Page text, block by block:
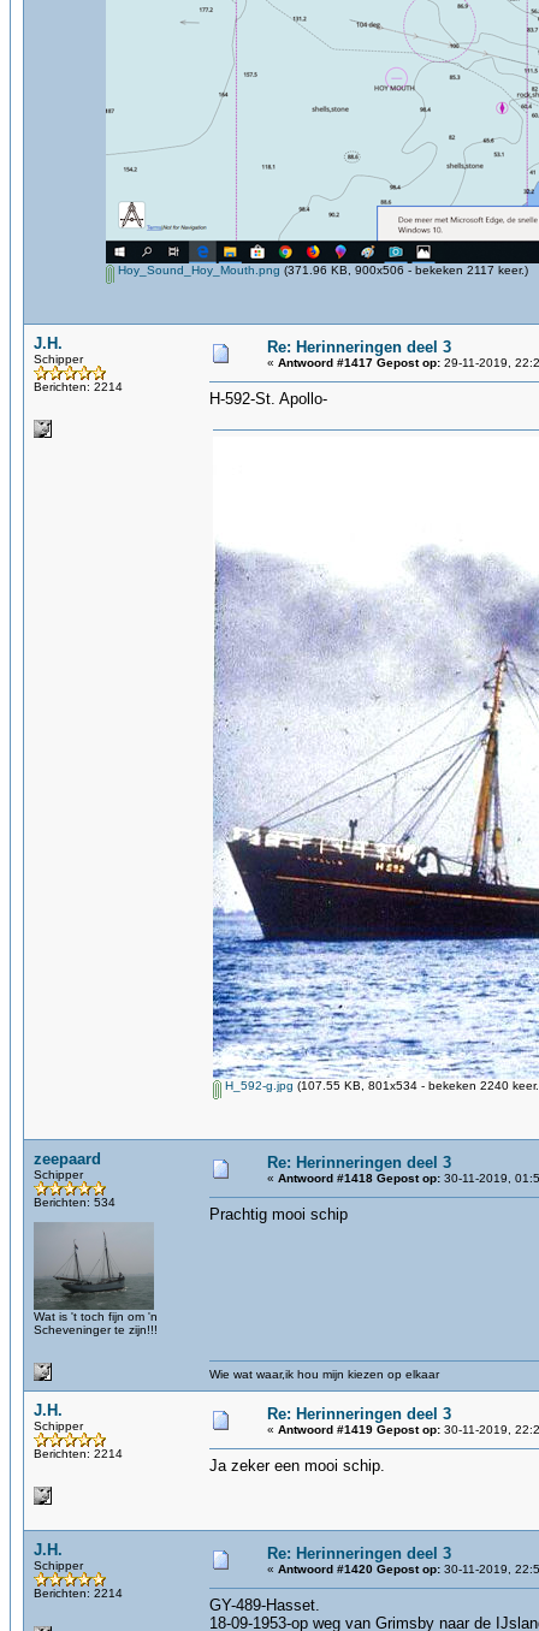
Hoy_Sound_Hoy_Mouth.png (371.96 KB, 900x506 - bekeken 2117 keer.)
J.H.
Schipper
Berichten: 2214
Re: Herinneringen deel 3
« Antwoord #1417 Gepost op: 29-11-2019,
H-592-St. Apollo-
H_592-g.jpg (107.55 KB, 801x534 - bekeken 2240
zeepaard
Schipper
Berichten: 534
Wat is 't toch fijn om 'n
Scheveninger te zijn!!!
Re: Herinneringen deel 3
« Antwoord #1418 Gepost op: 30-11-2019,
Prachtig mooi schip
Wie wat waar,ik hou mijn kiezen op elkaar
J.H.
Schipper
Berichten: 2214
Re: Herinneringen deel 3
« Antwoord #1419 Gepost op: 30-11-2019,
Ja zeker een mooi schip.
J.H.
Schipper
Berichten: 2214
Re: Herinneringen deel 3
« Antwoord #1420 Gepost op: 30-11-2019,
GY-489-Hasset.
18-09-1953-op weg van Grimsby naar de